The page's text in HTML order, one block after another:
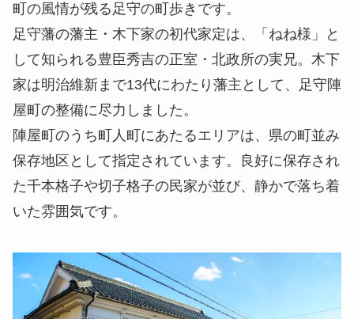
町の風情が残る足守の町歩きです。
足守藩の藩主・木下家の初代家定は、「ねね様」と
して知られる豊臣秀吉の正室・北政所の実兄。木下
家は明治維新まで13代にわたり藩主として、足守陣
屋町の整備に尽力しました。
陣屋町のうち町人町にあたるエリアは、県の町並み
保存地区として指定されています。良好に保存され
た千本格子や切子格子の民家が並び、静かで落ち着
いた雰囲気です。